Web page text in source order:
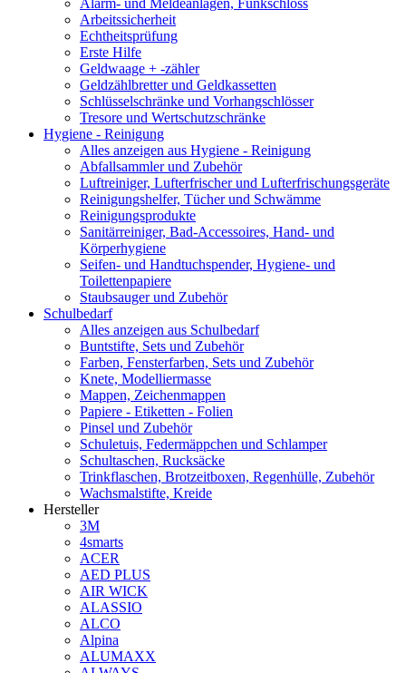
Alarm- und Meldeanlagen, Funkschloss
Arbeitssicherheit
Echtheitsprüfung
Erste Hilfe
Geldwaage + -zähler
Geldzählbretter und Geldkassetten
Schlüsselschränke und Vorhangschlösser
Tresore und Wertschutzschränke
Hygiene - Reinigung
Alles anzeigen aus Hygiene - Reinigung
Abfallsammler und Zubehör
Luftreiniger, Lufterfrischer und Lufterfrischungsgeräte
Reinigungshelfer, Tücher und Schwämme
Reinigungsprodukte
Sanitärreiniger, Bad-Accessoires, Hand- und
Körperhygiene
Seifen- und Handtuchspender, Hygiene- und
Toilettenpapiere
Staubsauger und Zubehör
Schulbedarf
Alles anzeigen aus Schulbedarf
Buntstifte, Sets und Zubehör
Farben, Fensterfarben, Sets und Zubehör
Knete, Modelliermasse
Mappen, Zeichenmappen
Papiere - Etiketten - Folien
Pinsel und Zubehör
Schuletuis, Federmäppchen und Schlamper
Schultaschen, Rucksäcke
Trinkflaschen, Brotzeitboxen, Regenhülle, Zubehör
Wachsmalstifte, Kreide
Hersteller
3M
4smarts
ACER
AED PLUS
AIR WICK
ALASSIO
ALCO
Alpina
ALUMAXX